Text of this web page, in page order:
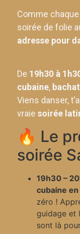
Comme chaque
soirée de folie
adresse pour
De 19h30 à
cubaine,
Viens danser,
vraie soirée
🔥 Le
soirée
19h30 –
cubaine
zéro !
guidage et
sont là